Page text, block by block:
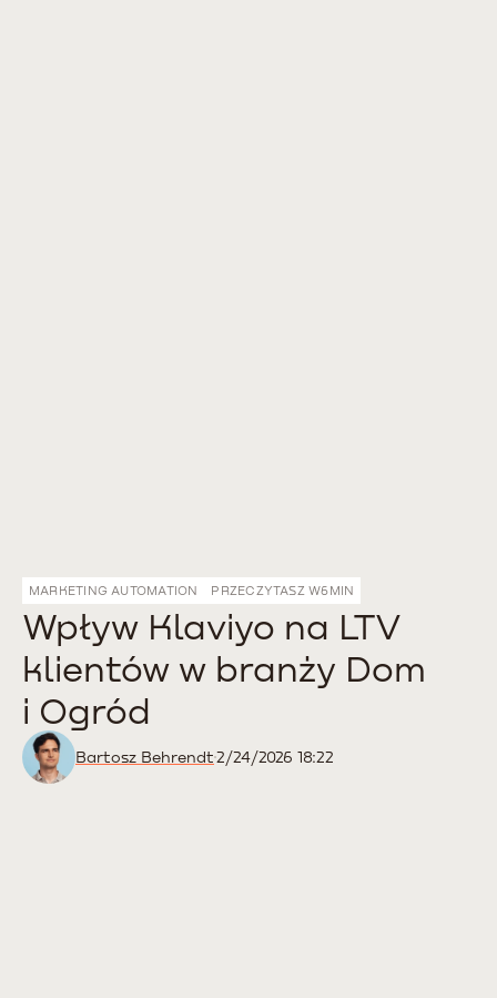
MARKETING AUTOMATION PRZECZYTASZ W6MIN
Wpływ Klaviyo na LTV
klientów w branży Dom
i Ogród
Bartosz Behrendt2/24/2026 18:22